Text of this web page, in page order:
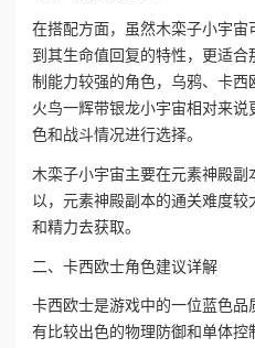
在搭配方面，虽然木栾子小宇
到其生命值回复的特性，更适
制能力较强的角色，乌鸦、卡
火鸟一辉带银龙小宇宙相对来
色和战斗情况进行选择。
木栾子小宇宙主要在元素神殿
以，元素神殿副本的通关难度
和精力去获取。
二、卡西欧士角色建议详解
卡西欧士是游戏中的一位蓝色品
有比较出色的物理防御和单体控